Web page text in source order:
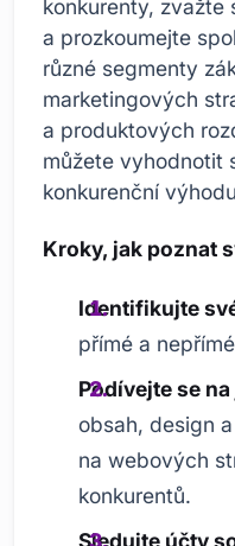
konkurenty, zvažte
a prozkoumejte
různé segmenty
marketingových
a produktových
můžete vyhodnotit
konkurenční
Kroky, jak poznat
Identifikujte
přímé a
Podívejte se
obsah, design
na webových
konkurentů.
Sledujte účty